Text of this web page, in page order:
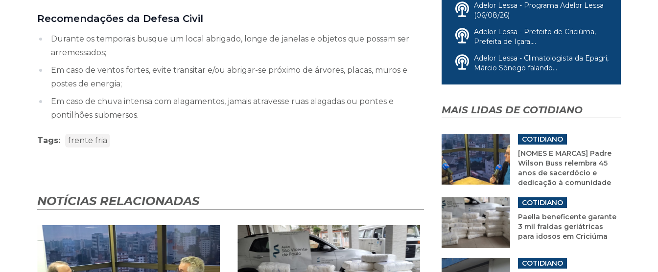
Recomendações da Defesa Civil
Durante os temporais busque um local abrigado, longe de janelas e objetos que possam ser
arremessados;
Em caso de ventos fortes, evite transitar e/ou abrigar-se próximo de árvores, placas, muros e
postes de energia;
Em caso de chuva intensa com alagamentos, jamais atravesse ruas alagadas ou pontes e
pontilhões submersos.
Tags: frente fria
NOTÍCIAS RELACIONADAS
Adelor Lessa - Programa Adelor Lessa
(06/08/26)
Adelor Lessa - Prefeito de Criciúma,
Prefeita de Içara,...
Adelor Lessa - Climatologista da Epagri,
Márcio Sônego falando...
MAIS LIDAS DE COTIDIANO
COTIDIANO
[NOMES E MARCAS] Padre
Wilson Buss relembra 45
anos de sacerdócio e
dedicação à comunidade
COTIDIANO
Paella beneficente garante
3 mil fraldas geriátricas
para idosos em Criciúma
COTIDIANO